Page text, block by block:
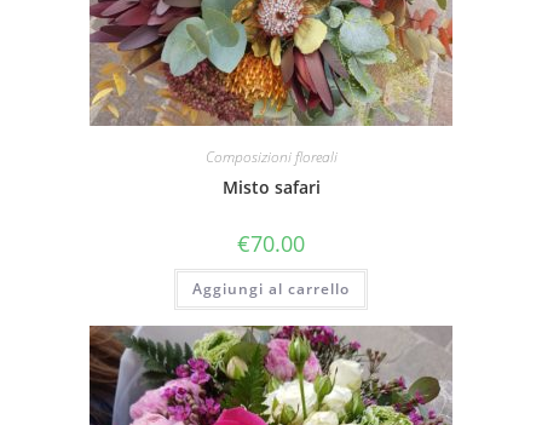
Composizioni floreali
Misto safari
€70.00
Aggiungi al carrello